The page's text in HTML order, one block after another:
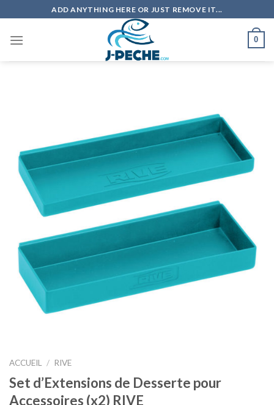
to
content
ADD ANYTHING HERE OR JUST REMOVE IT...
0
ACCUEIL / RIVE
Set d’Extensions de Desserte pour
Accessoires (x2) RIVE